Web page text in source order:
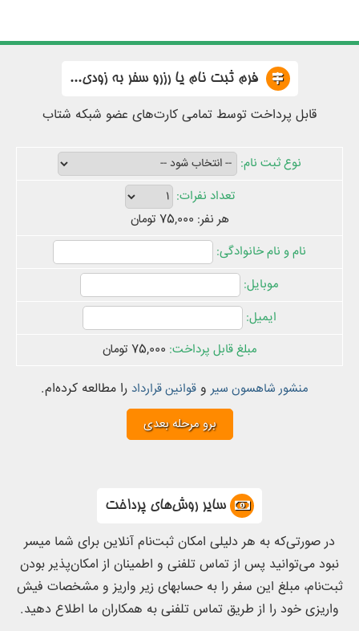
فرم ثبت نام یا رزرو سفر به زودی...
قابل پرداخت توسط تمامی کارت‌های عضو شبکه شتاب
هر نفر: 75,000 تومان
75,000 تومان
منشور شاهسون سیرو قوانین قرارداد را مطالعه کرده‌ام.
سایر روش‌های پرداخت
در صورتی‌که به هر دلیلی امکان ثبت‌نام آنلاین برای شما میسر
نبود می‌توانید پس از تماس تلفنی و اطمینان از امکان‌پذیر بودن
ثبت‌نام، مبلغ این سفر را به حسابهای زیر واریز و مشخصات فیش
واریزی خود را از طریق تماس تلفنی به همکاران ما اطلاع دهید.